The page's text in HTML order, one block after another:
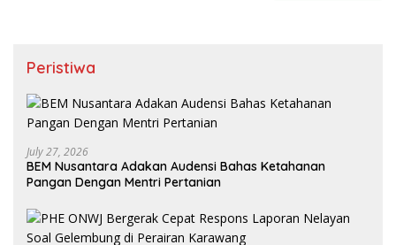
Peristiwa
July 27, 2026
BEM Nusantara Adakan Audensi Bahas Ketahanan
Pangan Dengan Mentri Pertanian